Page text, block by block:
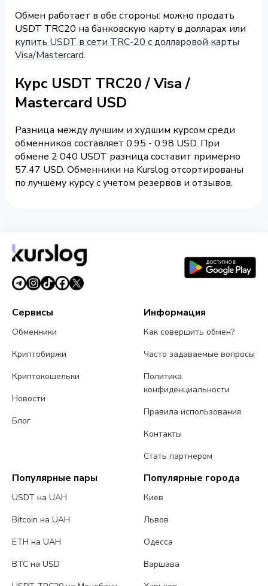
Обмен работает в обе стороны: можно продать
USDT TRC20 на банковскую карту в долларах или
купить USDT в сети TRC-20 с долларовой карты
Visa/Mastercard.
Курс USDT TRC20 / Visa /
Mastercard USD
Разница между лучшим и худшим курсом среди
обменников составляет 0.95 - 0.98 USD. При
обмене 2 040 USDT разница составит примерно
57.47 USD. Обменники на Kurslog отсортированы
по лучшему курсу с учетом резервов и отзывов.
Сервисы
Обменники
Криптобиржи
Криптокошельки
Новости
Блог
Информация
Как совершить обмен?
Часто задаваемые вопросы
Политика
конфиденциальности
Правила использования
Контакты
Стать партнером
Популярные пары
USDT на UAH
Bitcoin на UAH
ETH на UAH
BTC на USD
Популярные города
Киев
Львов
Одесса
Варшава